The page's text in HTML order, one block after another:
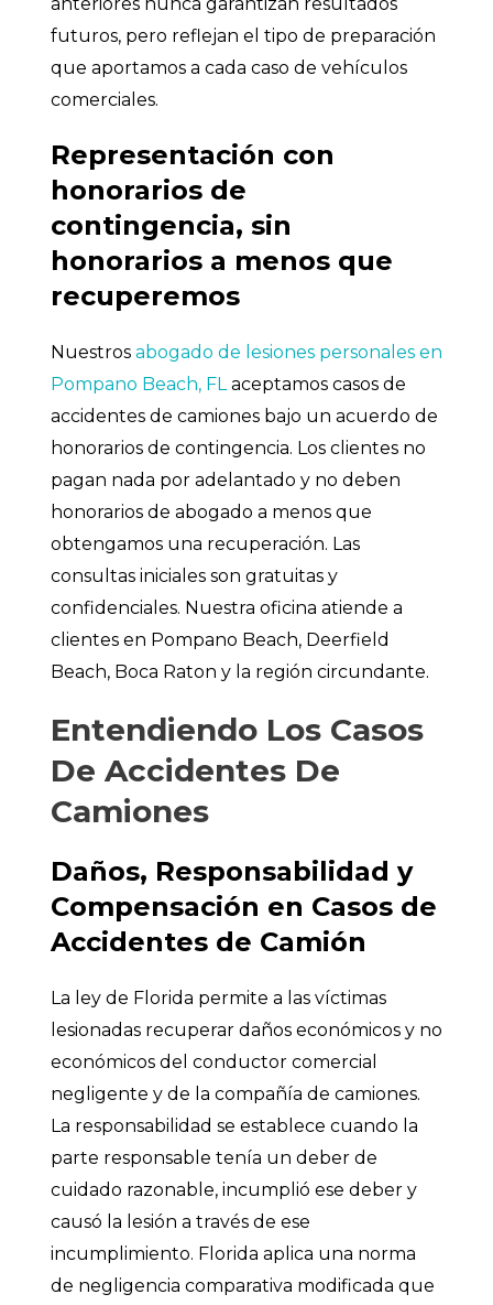
futuros, pero reflejan el tipo de preparación
que aportamos a cada caso de vehículos
comerciales.
Representación con
honorarios de
contingencia, sin
honorarios a menos que
recuperemos
Nuestros abogado de lesiones personales en
Pompano Beach, FL aceptamos casos de
accidentes de camiones bajo un acuerdo de
honorarios de contingencia. Los clientes no
pagan nada por adelantado y no deben
honorarios de abogado a menos que
obtengamos una recuperación. Las
consultas iniciales son gratuitas y
confidenciales. Nuestra oficina atiende a
clientes en Pompano Beach, Deerfield
Beach, Boca Raton y la región circundante.
Entendiendo Los Casos
De Accidentes De
Camiones
Daños, Responsabilidad y
Compensación en Casos de
Accidentes de Camión
La ley de Florida permite a las víctimas
lesionadas recuperar daños económicos y no
económicos del conductor comercial
negligente y de la compañía de camiones.
La responsabilidad se establece cuando la
parte responsable tenía un deber de
cuidado razonable, incumplió ese deber y
causó la lesión a través de ese
incumplimiento. Florida aplica una norma
de negligencia comparativa modificada que